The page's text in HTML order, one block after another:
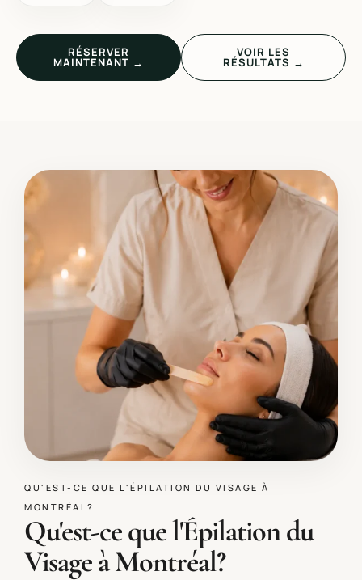
RÉSERVER
MAINTENANT →
VOIR LES
RÉSULTATS →
QU'EST-CE QUE L'ÉPILATION DU VISAGE À
MONTRÉAL?
Qu'est-ce que l'Épilation du
Visage à Montréal?